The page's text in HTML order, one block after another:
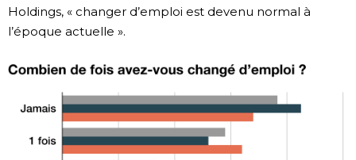
Holdings, « changer d’emploi est devenu normal à
l’époque actuelle ».